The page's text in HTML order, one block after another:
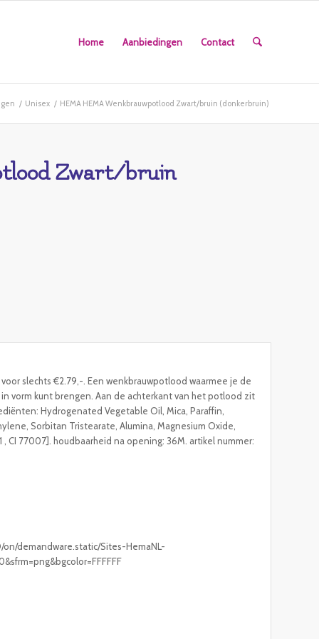
Home Aanbiedingen Contact
/ Unisex / HEMA HEMA Wenkbrauwpotlood Zwart/bruin (donkerbruin)
Zwart/bruin
slechts €2.79,-. Een wenkbrauwpotlood waarmee je de
vorm kunt brengen. Aan de achterkant van het potlood zit
Hydrogenated Vegetable Oil, Mica, Paraffin,
Sorbitan Tristearate, Alumina, Magnesium Oxide,
, CI 77007]. houdbaarheid na opening: 36M. artikel nummer:
on/demandware.static/Sites-HemaNL-